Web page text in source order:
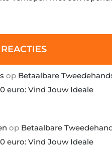
op Betaalbare
euro: Vind Jouw Ideale
op Betaalbare
euro: Vind Jouw Ideale